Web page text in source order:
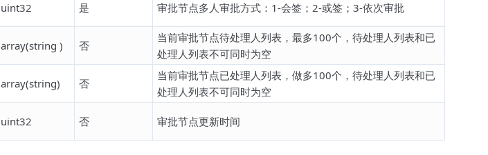
uint32 是 审批节点多人审批方式：1-会签；2-或签；3-依次审批
array(string ) 否
当前审批节点待处理人列表，最多100个，待处理人列表和已
处理人列表不可同时为空
array(string) 否
当前审批节点已处理人列表，做多100个，待处理人列表和已
处理人列表不可同时为空
uint32 否 审批节点更新时间